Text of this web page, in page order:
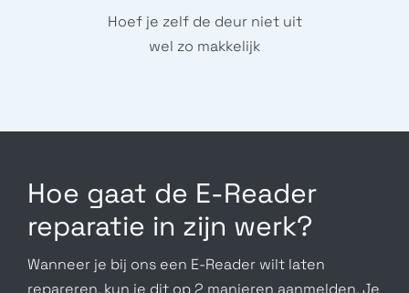
Hoef je zelf de deur niet uit
wel zo makkelijk
Hoe gaat de E-Reader
reparatie in zijn werk?
Wanneer je bij ons een E-Reader wilt laten
repareren, kun je dit op 2 manieren aanmelden. Je